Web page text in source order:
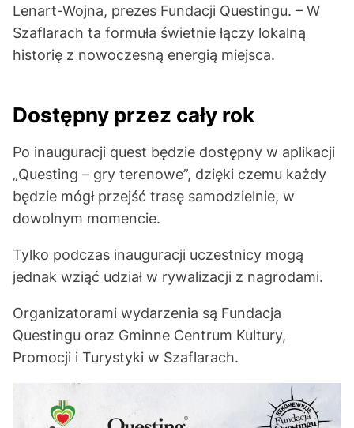
Lenart-Wojna, prezes Fundacji Questingu. – W
Szaflarach ta formuła świetnie łączy lokalną
historię z nowoczesną energią miejsca.
Dostępny przez cały rok
Po inauguracji quest będzie dostępny w aplikacji
„Questing – gry terenowe”, dzięki czemu każdy
będzie mógł przejść trasę samodzielnie, w
dowolnym momencie.
Tylko podczas inauguracji uczestnicy mogą
jednak wziąć udział w rywalizacji z nagrodami.
Organizatorami wydarzenia są Fundacja
Questingu oraz Gminne Centrum Kultury,
Promocji i Turystyki w Szaflarach.